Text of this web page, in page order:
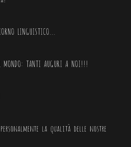
LINGUISTICO...
TANTI AUGURI A NOI!!!
la qualità delle nostre